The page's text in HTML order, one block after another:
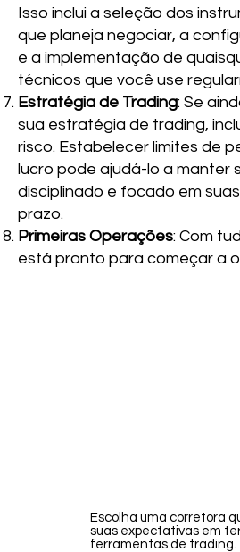
Isso inclui a seleção dos
que planeja negociar, a
e a implementação de
técnicos que você use
Estratégia de Trading: Se
sua estratégia de trading,
risco. Estabelecer limites de
lucro pode ajudá-lo a manter
disciplinado e focado em
prazo.
Primeiras Operações: Com
está pronto para começar a
Escolha uma corretora
suas expectativas em
ferramentas de trading.